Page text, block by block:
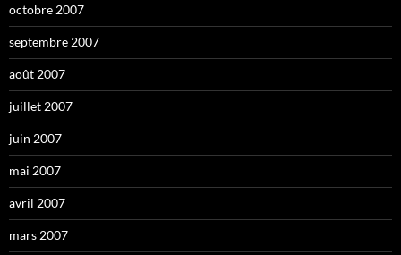
octobre 2007
septembre 2007
août 2007
juillet 2007
juin 2007
mai 2007
avril 2007
mars 2007